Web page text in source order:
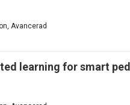
Avancerad
learning for smart